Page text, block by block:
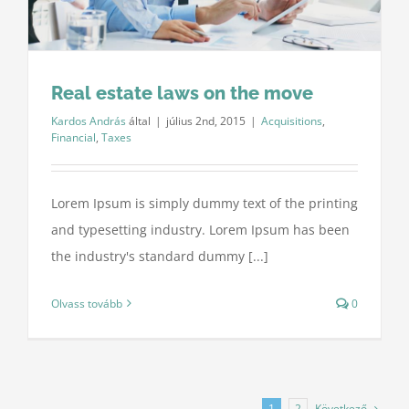
Real estate laws on the move
Kardos András által | július 2nd, 2015 | Acquisitions,
Financial, Taxes
Lorem Ipsum is simply dummy text of the printing
and typesetting industry. Lorem Ipsum has been
the industry's standard dummy [...]
Olvass tovább 0